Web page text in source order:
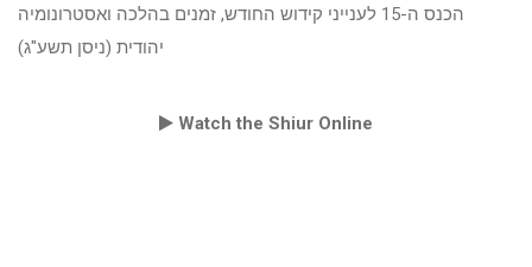
הכנס ה-15 לענייני קידוש החודש, זמנים בהלכה ואסטרונומיה
יהודית (ניסן תשע"ג)
Watch the Shiur Online